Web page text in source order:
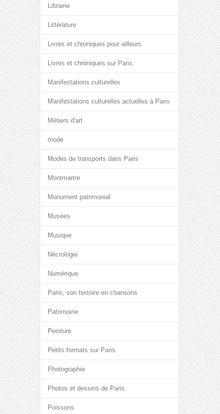
Librairie
Littérature
Livres et chroniques pour ailleurs
Livres et chroniques sur Paris
Manifestations culturelles
Manifestations culturelles actuelles à Paris
Métiers d'art
mode
Modes de transports dans Paris
Montmartre
Monument patrimonial
Musées
Musique
Nécrologie
Numérique
Paris, son histoire en chansons
Patrimoine
Peinture
Petits formats sur Paris
Photographie
Photos et dessins de Paris
Poissons